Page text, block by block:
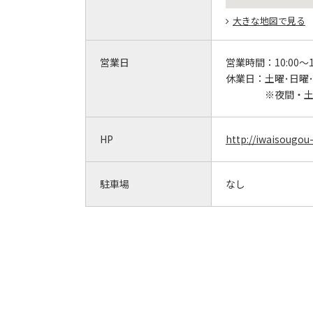
大きな地図で見る
営業日 営業時間： 10:00～
休業日： 土曜･日曜
※夜間・
HP http://
駐車場 なし